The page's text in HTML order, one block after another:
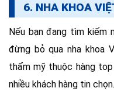
6. NHA KHOA
Nếu bạn đang tìm kiếm
đừng bỏ qua nha khoa
thẩm mỹ thuộc hàng
nhiều khách hàng tin chọn.